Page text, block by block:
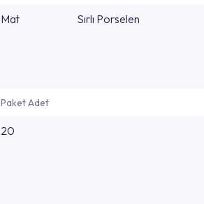
Mat Sırlı Porselen
Paket Adet
20